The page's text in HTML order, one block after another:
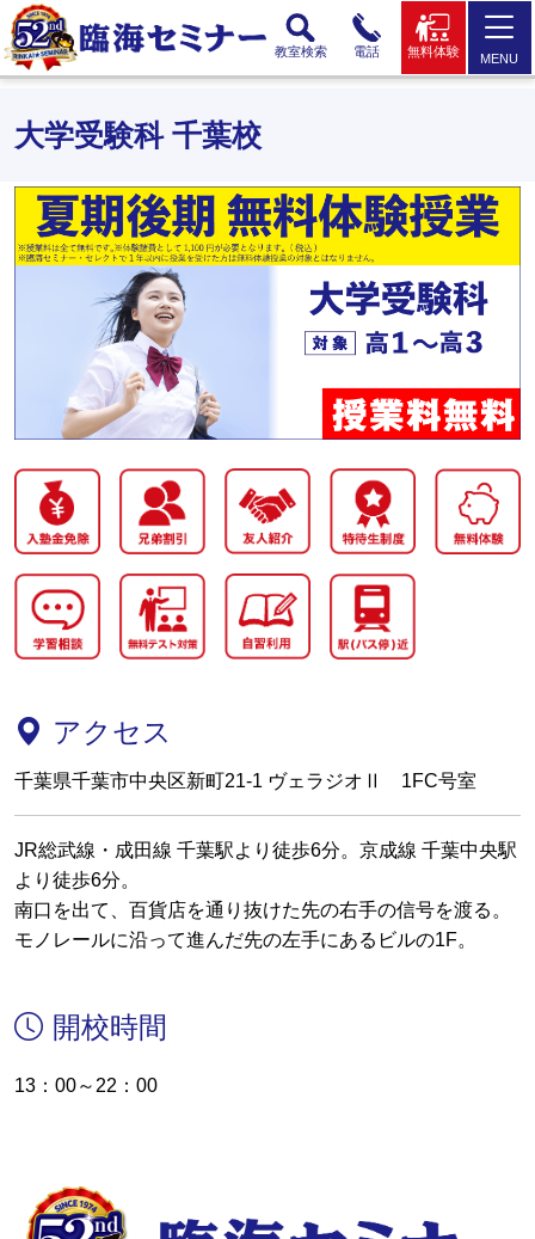
教室検索 電話 無料体験 MENU
大学受験科 千葉校
アクセス
千葉県千葉市中央区新町21-1 ヴェラジオⅡ 1FC号室
JR総武線・成田線 千葉駅より徒歩6分。京成線 千葉中央駅
より徒歩6分。
南口を出て、百貨店を通り抜けた先の右手の信号を渡る。
モノレールに沿って進んだ先の左手にあるビルの1F。
開校時間
13：00～22：00